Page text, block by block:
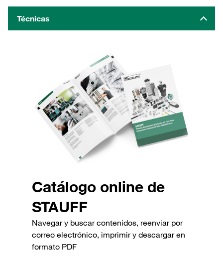
Técnicas
Catálogo online de
STAUFF
Navegar y buscar contenidos, reenviar por
correo electrónico, imprimir y descargar en
formato PDF